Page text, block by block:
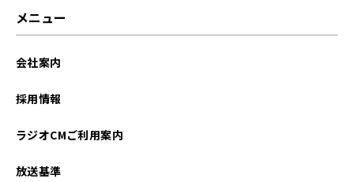
メニュー
会社案内
採用情報
ラジオCMご利用案内
放送基準